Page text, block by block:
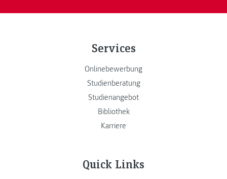
Services
Onlinebewerbung
Studienberatung
Studienangebot
Bibliothek
Karriere
Quick Links